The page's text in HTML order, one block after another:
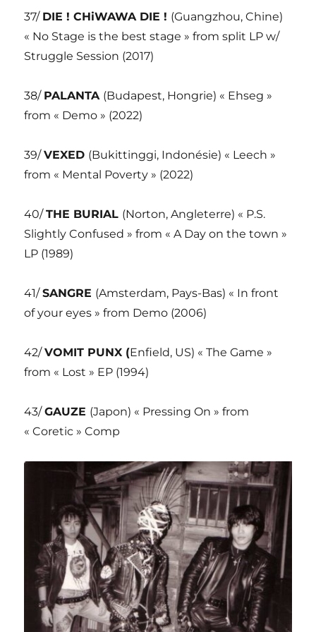
37/ DIE ! CHiWAWA DIE ! (Guangzhou, Chine)
« No Stage is the best stage » from split LP w/
Struggle Session (2017)
38/ PALANTA (Budapest, Hongrie) « Ehseg »
from « Demo » (2022)
39/VEXED (Bukittinggi, Indonésie) « Leech »
from « Mental Poverty » (2022)
40/THE BURIAL (Norton, Angleterre) « P.S.
Slightly Confused » from « A Day on the town »
LP (1989)
41/SANGRE (Amsterdam, Pays-Bas) « In front
of your eyes » from Demo (2006)
42/VOMIT PUNX (Enfield, US) « The Game »
from « Lost » EP (1994)
43/GAUZE (Japon) « Pressing On » from
« Coretic » Comp